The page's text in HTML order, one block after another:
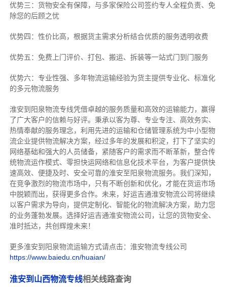
优势三：货物安全有保障，与多家保险公司签约专人全程负责、免
除您的后顾之忧
优势四：性价比高，根据货主需求分析结合优质的服务透明收费
优势五：免费上门评价、打包、搬运、拆装等一站式门到门服务
优势六：专业性强、多年物流运输经验为货主提供专业化、标准化
的多元物流服务
淮安到阳泉物流专线凭借卓越的服务质量和高效的运输能力，赢得
了广大客户的信赖与好评。 秉承以客为尊、专业专注、高效务实、
热情奉献的服务理念，利用先进的运输和仓储管理系统为中小型物
流企业提供物流解决方案，经过多年的发展和积淀，打下了坚实的
网络基础和强大的人员储备，紧随客户的需求而不断革新，整合传
统物流运作模式、零担快运网络和信息化技术平台，为客户提供快
速高效、便捷及时、安全可靠的淮安至阳泉物流服务。 我们深知，
在竞争激烈的物流市场中，只有不断创新和优化，才能在货运市场
中脱颖而出，获得更多合作。 未来，好运吉通淮安物流公司将继续
以客户需求为导向，提供定制化、智能化的物流解决方案，助力您
的业务蓬勃发展。选择好运吉通淮安物流公司，让您的货物安全、
准时抵达，共创辉煌未来！
更多淮安到阳泉物流运输方式请点击：淮安物流专线公司
https://www.baiedu.cn/huaian/
淮安到山西物流专线相关线路查询